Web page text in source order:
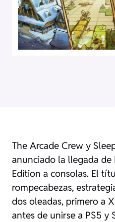
The Arcade Crew y
anunciado la llegada
Edition a consolas. El
rompecabezas,
dos oleadas, primero a
antes de unirse a PS5 y